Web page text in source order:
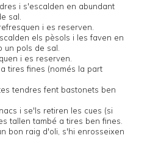
i s'escalden en abundant
sal.
i es reserven.
els pèsols i les faven en
un pols de sal.
i es reserven.
tires fines (només la part
tendres fent bastonets ben
i se'ls retiren les cues (si
tallen també a tires ben fines.
bon raig d'oli, s'hi enrosseixen